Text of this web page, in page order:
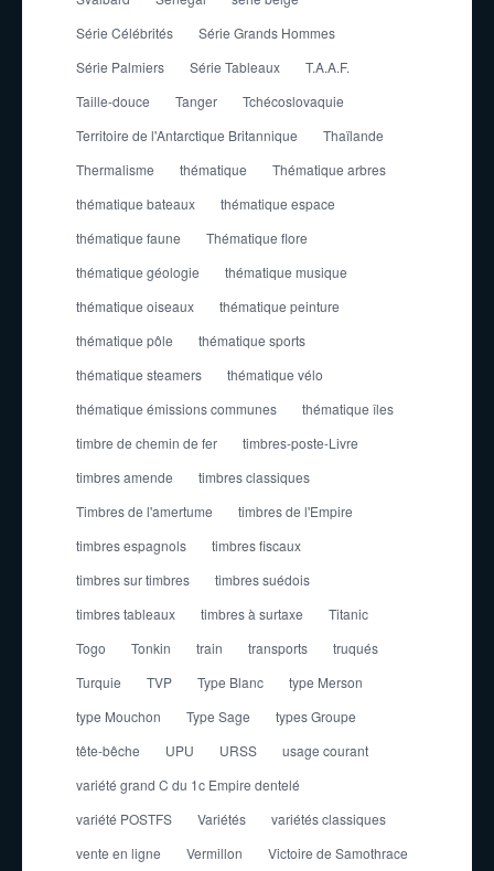
Série Célébrités
Série Grands Hommes
Série Palmiers
Série Tableaux
T.A.A.F.
Taille-douce
Tanger
Tchécoslovaquie
Territoire de l'Antarctique Britannique
Thaïlande
Thermalisme
thématique
Thématique arbres
thématique bateaux
thématique espace
thématique faune
Thématique flore
thématique géologie
thématique musique
thématique oiseaux
thématique peinture
thématique pôle
thématique sports
thématique steamers
thématique vélo
thématique émissions communes
thématique îles
timbre de chemin de fer
timbres-poste-Livre
timbres amende
timbres classiques
Timbres de l'amertume
timbres de l'Empire
timbres espagnols
timbres fiscaux
timbres sur timbres
timbres suédois
timbres tableaux
timbres à surtaxe
Titanic
Togo
Tonkin train transports
truqués
Turquie
TVP Type Blanc
type Merson
type Mouchon
Type Sage
types Groupe
tête-bêche
UPU URSS
usage courant
variété grand C du 1c Empire dentelé
variété POSTFS
Variétés
variétés classiques
vente en ligne
Vermillon
Victoire de Samothrace